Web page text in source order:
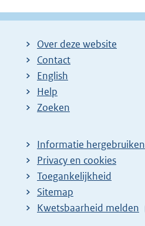
Over deze website
Contact
English
Help
Zoeken
Informatie hergebruiken
Privacy en cookies
Toegankelijkheid
Sitemap
E
Kwetsbaarheid melden